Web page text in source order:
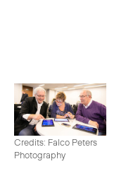
Credits: Falco Peters
Photography